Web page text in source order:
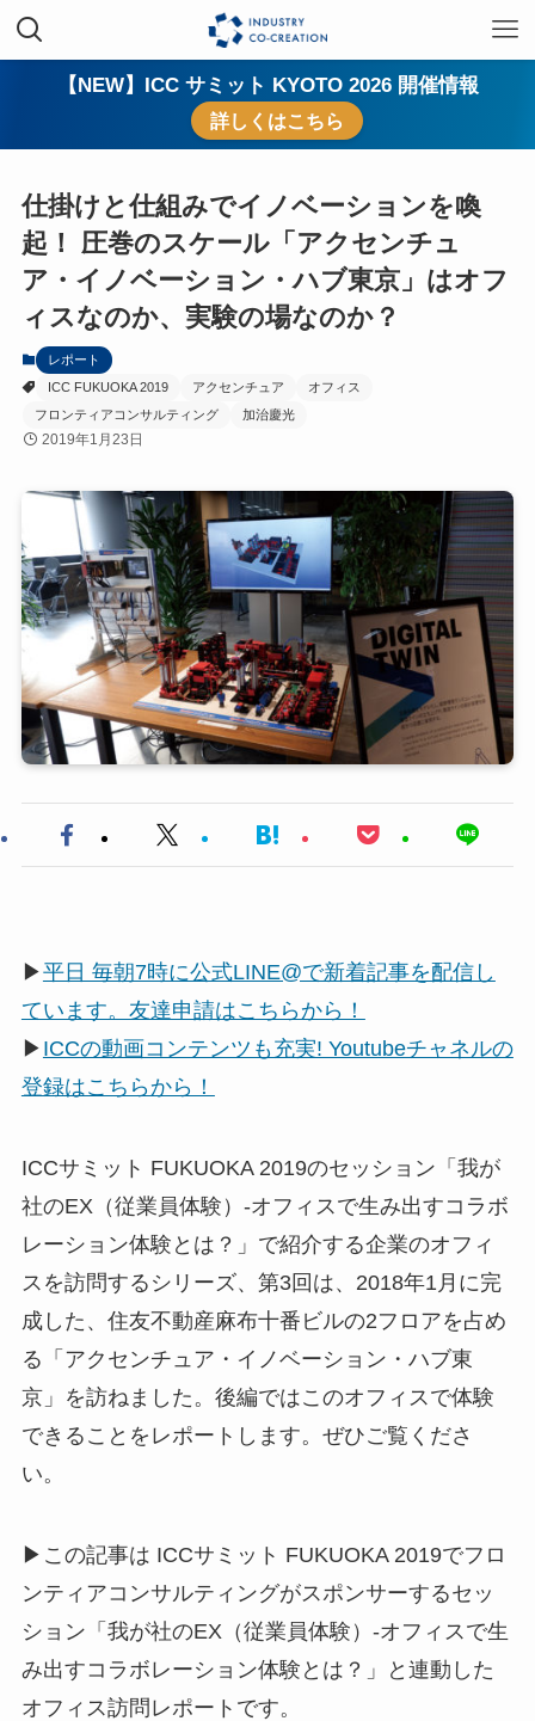
【NEW】ICC サミット KYOTO 2026 開催情報
詳しくはこちら
仕掛けと仕組みでイノベーションを喚
起！ 圧巻のスケール「アクセンチュ
ア・イノベーション・ハブ東京」はオフ
ィスなのか、実験の場なのか？
レポート
ICC FUKUOKA 2019
アクセンチュア
オフィス
フロンティアコンサルティング
加治慶光
2019年1月23日
▶平日 毎朝7時に公式LINE@で新着記事を配信し
ています。友達申請はこちらから！
▶ ICCの動画コンテンツも充実! Youtubeチャネルの
登録はこちらから！
ICCサミット FUKUOKA 2019のセッション「我が
社のEX（従業員体験）-オフィスで生み出すコラボ
レーション体験とは？」で紹介する企業のオフィ
スを訪問するシリーズ、第3回は、2018年1月に完
成した、住友不動産麻布十番ビルの2フロアを占め
る「アクセンチュア・イノベーション・ハブ東
京」を訪ねました。後編ではこのオフィスで体験
できることをレポートします。ぜひご覧くださ
い。
▶この記事は ICCサミット FUKUOKA 2019でフロ
ンティアコンサルティングがスポンサーするセッ
ション「我が社のEX（従業員体験）-オフィスで生
み出すコラボレーション体験とは？」と連動した
オフィス訪問レポートです。